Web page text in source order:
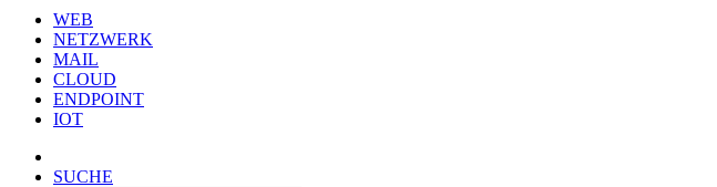
WEB
NETZWERK
MAIL
CLOUD
ENDPOINT
IOT
SUCHE